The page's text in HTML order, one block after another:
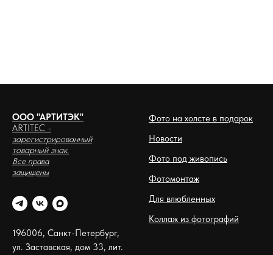
ООО "АРТИТЭК"
ARTITEC -
зарегистрированный
товарный знак.
Все права
защищены
196006, Санкт-Петербург,
ул. Заставская, дом 33, лит.
Фото на холсте в подарок
Новости
Фото под живопись
Фотомонтаж
Для влюбленных
Коллаж из фотографий